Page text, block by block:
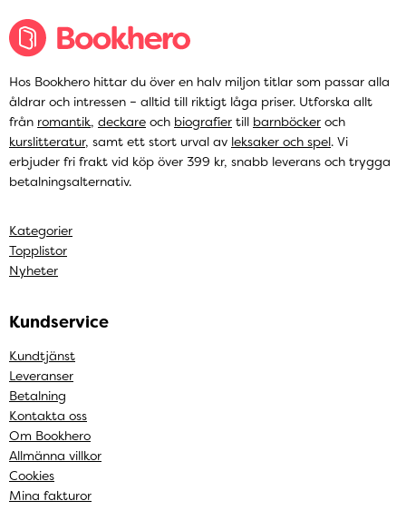
Hos Bookhero hittar du över en halv miljon titlar som passar alla
åldrar och intressen – alltid till riktigt låga priser. Utforska allt
från romantik, deckare och biografier till barnböcker och
kurslitteratur, samt ett stort urval av leksaker och spel. Vi
erbjuder fri frakt vid köp över 399 kr, snabb leverans och trygga
betalningsalternativ.
Kategorier
Topplistor
Nyheter
Kundservice
Kundtjänst
Leveranser
Betalning
Kontakta oss
Om Bookhero
Allmänna villkor
Cookies
Mina fakturor